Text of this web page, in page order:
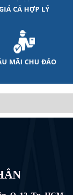
CẢ HỢP LÝ
MÃI CHU ĐÁO